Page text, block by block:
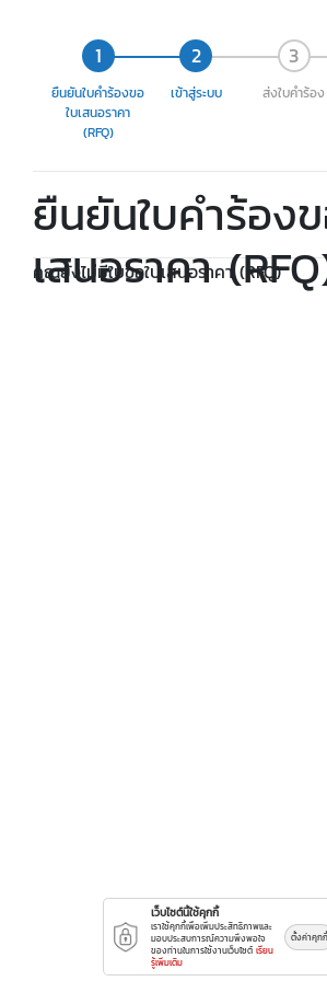
ยืนยันใบคำร้องขอ
ใบเสนอราคา
(RFQ)
เข้าสู่ระบบ ส่งใบคำร้อง
ยืนยันใบคำร้อง
เสนอราคา
คุณยังไม่มีใบขอใบเสนอราคา (RFQ)
เว็บไซต์นี้ใช้คุกกี้
เราใช้คุกกี้เพื่อเพิ่มประสิทธิภาพและ
มอบประสบการณ์ความพึงพอใจ
ของท่านในการใช้งานเว็บไซต์ เรียน
รู้เพิ่มเติม
ตั้งค่าคุกกี้